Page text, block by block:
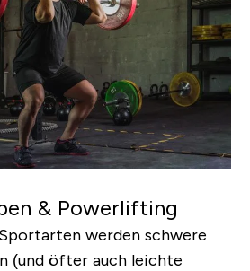
& Powerlifting
werden schwere
(und öfter auch leichte